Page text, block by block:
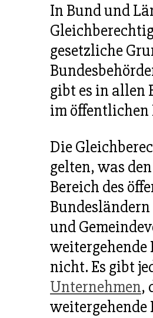
In Bund und
gesetzliche
gibt es in allen
im öffentlichen
Die
gelten, was
Bereich des
und
weitergehende
nicht. Es gibt
Unternehmen,
weitergehende